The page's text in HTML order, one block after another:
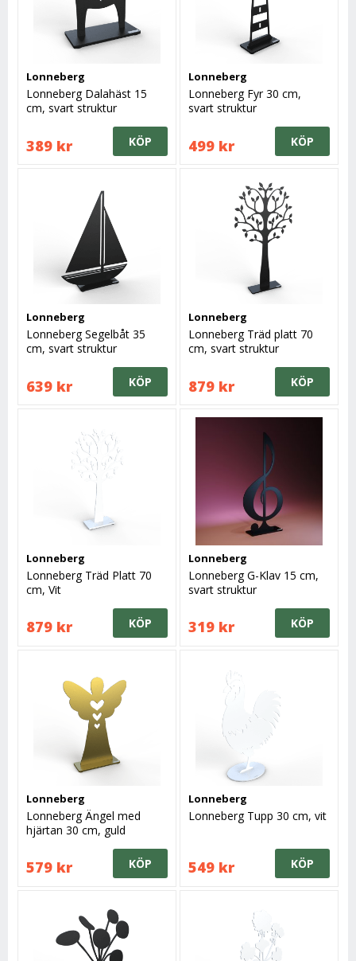
Lonneberg
Lonneberg Dalahäst 15
cm, svart struktur
389 kr KÖP
Lonneberg
Lonneberg Fyr 30 cm,
svart struktur
499 kr KÖP
Lonneberg
Lonneberg Segelbåt 35
cm, svart struktur
639 kr KÖP
Lonneberg
Lonneberg Träd platt 70
cm, svart struktur
879 kr KÖP
Lonneberg
Lonneberg Träd Platt 70
cm, Vit
879 kr KÖP
Lonneberg
Lonneberg G-Klav 15 cm,
svart struktur
319 kr KÖP
Lonneberg
Lonneberg Ängel med
hjärtan 30 cm, guld
579 kr KÖP
Lonneberg
Lonneberg Tupp 30 cm, vit
549 kr KÖP